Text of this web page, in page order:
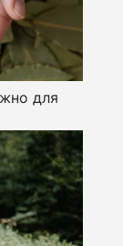
для